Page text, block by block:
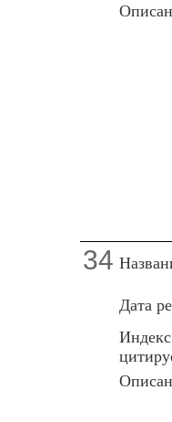
34
Дата
Индекс